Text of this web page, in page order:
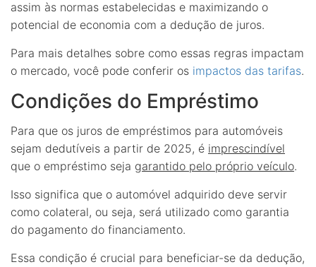
assim às normas estabelecidas e maximizando o
potencial de economia com a dedução de juros.
Para mais detalhes sobre como essas regras impactam
o mercado, você pode conferir os impactos das tarifas.
Condições do Empréstimo
Para que os juros de empréstimos para automóveis
sejam dedutíveis a partir de 2025, é imprescindível
que o empréstimo seja garantido pelo próprio veículo.
Isso significa que o automóvel adquirido deve servir
como colateral, ou seja, será utilizado como garantia
do pagamento do financiamento.
Essa condição é crucial para beneficiar-se da dedução,